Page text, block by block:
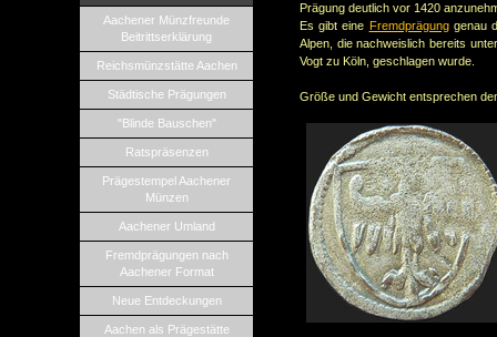
Aachener Münzfreunde
Beitrittserklärung
Reichsmünzstätte Aachen
Städtische Prägungen
"Blinde Bauschen"
Ratspräsenzen
Prägestempel Aachener
Münzen
Aachener Umland
Fremdprägungen nach
Aachener Format
Neue Entdeckungen
Aachen als Prägestätte
Prägung deutlich vor 1420
Es gibt eine Fremdprägunggenau
Alpen, die nachweislich bereits
Vogt zu Köln, geschlagen wurde.
Größe und Gewicht entsprechen